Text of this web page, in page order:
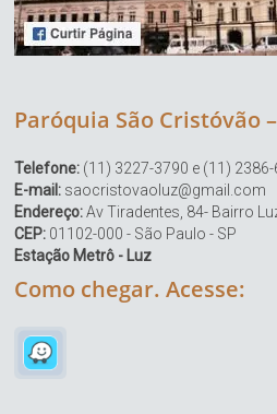
Paróquia São Cristóvão
Telefone: (11) 3227-3790 e (11) 2386-
E-mail: saocristovaoluz@gmail.com
Endereço:Av Tiradentes, 84- Bairro
CEP: 01102-000 - São Paulo - SP
Estação Metrô - Luz
Como chegar. Acesse: